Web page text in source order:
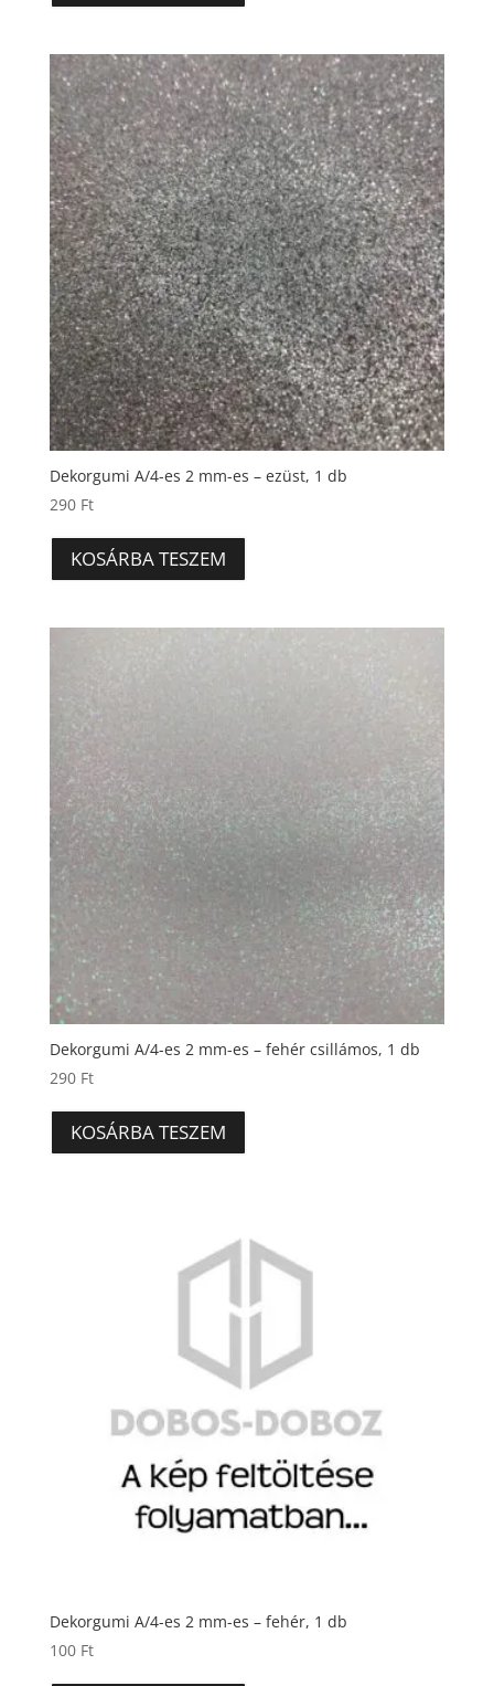
Dekorgumi A/4-es 2 mm-es – ezüst, 1 db
290 Ft
KOSÁRBA TESZEM
Dekorgumi A/4-es 2 mm-es – fehér csillámos, 1 db
290 Ft
KOSÁRBA TESZEM
Dekorgumi A/4-es 2 mm-es – fehér, 1 db
100 Ft